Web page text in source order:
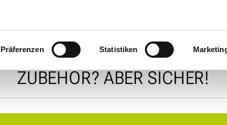
Präferenzen Statistiken
29.05.2026
ZUBEHÖR? ABER SICHER!